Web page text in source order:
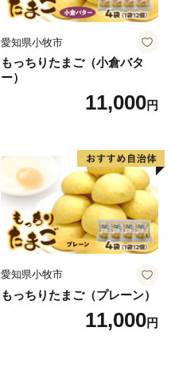
愛知県小牧市
もっちりたまご（小倉バタ
ー）
11,000円
愛知県小牧市
もっちりたまご（プレーン）
11,000円